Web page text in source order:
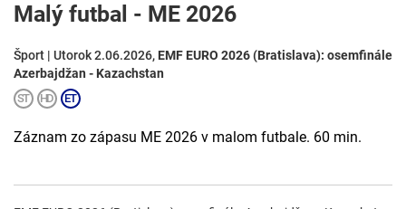
Malý futbal - ME 2026
Šport | Utorok 2.06.2026, EMF EURO 2026 (Bratislava): osemfinále
Azerbajdžan - Kazachstan
Záznam zo zápasu ME 2026 v malom futbale. 60 min.